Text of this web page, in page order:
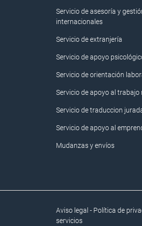
Servicio de asesoría y
internacionales
Servicio de extranjería
Servicio de apoyo
Servicio de orientación
Servicio de apoyo al trabajo
Servicio de traduccion
Servicio de apoyo al
Mudanzas y envíos
Aviso legal - Política de
servicios